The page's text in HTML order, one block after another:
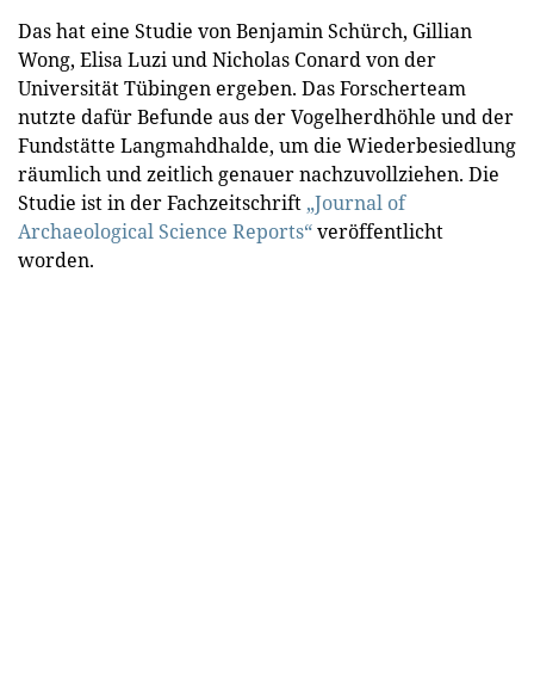
Das hat eine Studie von Benjamin Schürch, Gillian
Wong, Elisa Luzi und Nicholas Conard von der
Universität Tübingen ergeben. Das Forscherteam
nutzte dafür Befunde aus der Vogelherdhöhle und der
Fundstätte Langmahdhalde, um die Wiederbesiedlung
räumlich und zeitlich genauer nachzuvollziehen. Die
Studie ist in der Fachzeitschrift „Journal of
Archaeological Science Reports“veröffentlicht
worden.